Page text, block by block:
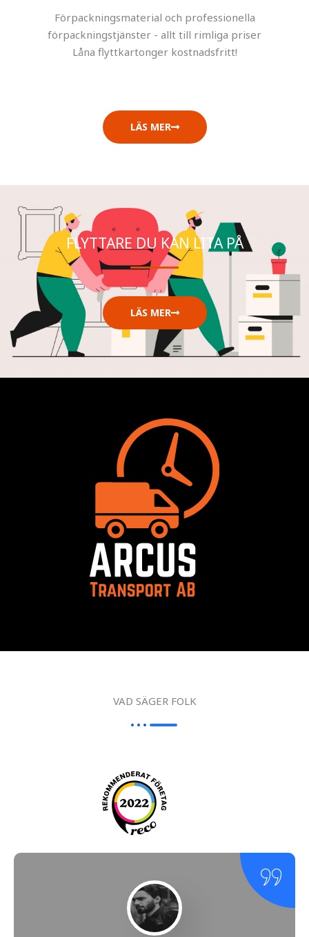
Förpackningsmaterial och professionella
förpackningstjänster - allt till rimliga priser
Låna flyttkartonger kostnadsfritt!
LÄS MER
FLYTTARE DU KAN LITA PÅ
LÄS MER
VAD SÄGER FOLK